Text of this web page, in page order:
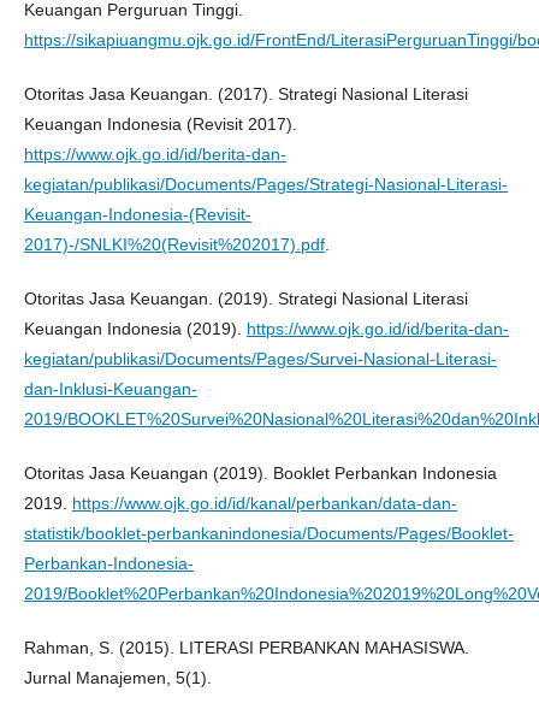
Keuangan Perguruan Tinggi.
https://sikapiuangmu.ojk.go.id/FrontEnd/LiterasiPerguruanTinggi/
Otoritas Jasa Keuangan. (2017). Strategi Nasional Literasi
Keuangan Indonesia (Revisit 2017).
https://www.ojk.go.id/id/berita-dan-
kegiatan/publikasi/Documents/Pages/Strategi-Nasional-Literasi-
Keuangan-Indonesia-(Revisit-
2017)-/SNLKI%20(Revisit%202017).pdf
Otoritas Jasa Keuangan. (2019). Strategi Nasional Literasi
Keuangan Indonesia (2019). https://www.ojk.go.id/id/berita-dan-
kegiatan/publikasi/Documents/Pages/Survei-Nasional-Literasi-
dan-Inklusi-Keuangan-
2019/
Otoritas Jasa Keuangan (2019). Booklet Perbankan Indonesia
2019. https://www.ojk.go.id/id/kanal/perbankan/data-dan-
statistik/booklet-perbankanindonesia/Documents/Pages/Booklet-
Perbankan-Indonesia-
2019/
Rahman, S. (2015). LITERASI PERBANKAN MAHASISWA.
Jurnal Manajemen, 5(1).